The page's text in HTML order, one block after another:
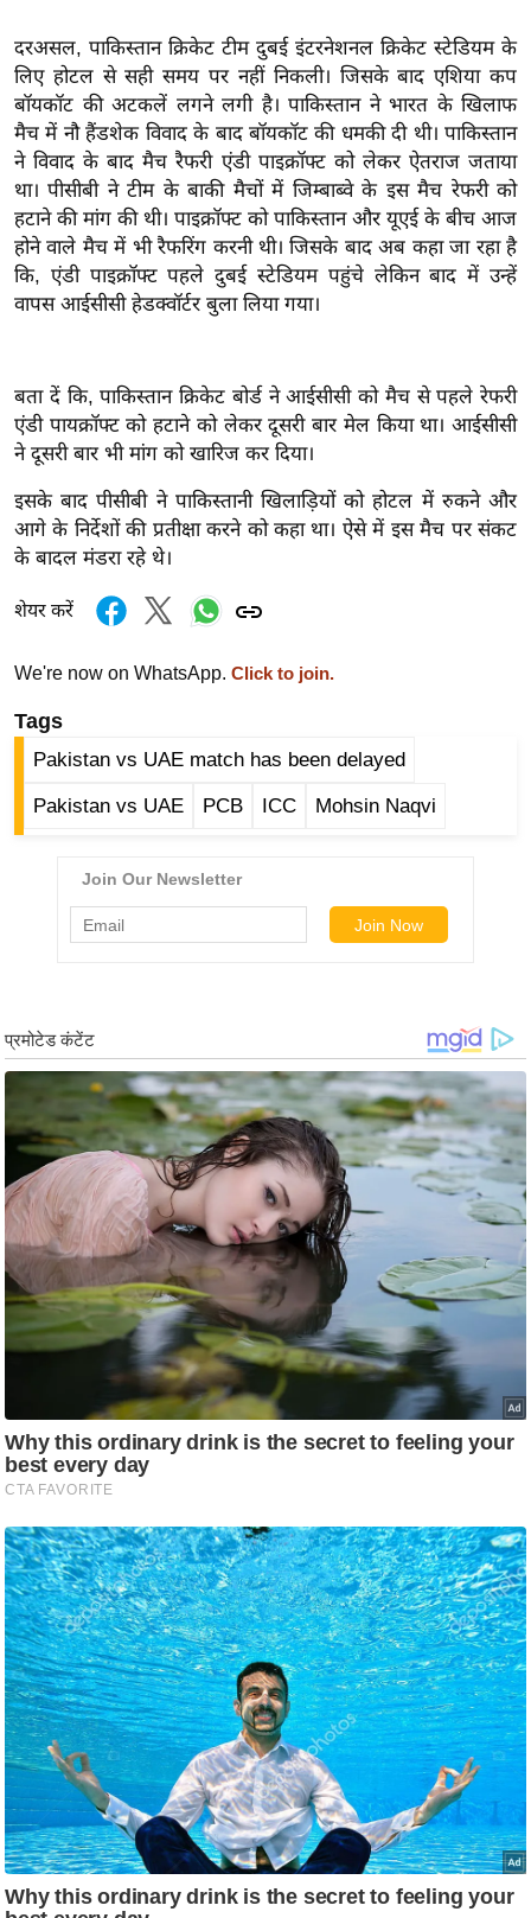
मि
सा
ल
बे
मि
सा
ल
श
त
यं
ग
इं
डि
या
हि
ज
ग
त
टो
म
नो
ज
न
ज
ग
त
बॉ
ली
वु
हॉ
ली
वु
फि
ल्म
स
मी
क्षा
B
r
e
a
k
i
n
दरअसल, पाकिस्तान क्रिकेट टीम दुबई इंटरनेशनल क्रिकेट स्टेडियम के
लिए होटल से सही समय पर नहीं निकली। जिसके बाद एशिया कप
बॉयकॉट की अटकलें लगने लगी है। पाकिस्तान ने भारत के खिलाफ
मैच में नौ हैंडशेक विवाद के बाद बॉयकॉट की धमकी दी थी। पाकिस्तान
ने विवाद के बाद मैच रैफरी एंडी पाइक्रॉफ्ट को लेकर ऐतराज जताया
था। पीसीबी ने टीम के बाकी मैचों में जिम्बाब्वे के इस मैच रेफरी को
हटाने की मांग की थी। पाइक्रॉफ्ट को पाकिस्तान और यूएई के बीच आज
होने वाले मैच में भी रैफरिंग करनी थी। जिसके बाद अब कहा जा रहा है
कि, एंडी पाइक्रॉफ्ट पहले दुबई स्टेडियम पहुंचे लेकिन बाद में उन्हें
वापस आईसीसी हेडक्वॉर्टर बुला लिया गया।
बता दें कि, पाकिस्तान क्रिकेट बोर्ड ने आईसीसी को मैच से पहले रेफरी
एंडी पायक्रॉफ्ट को हटाने को लेकर दूसरी बार मेल किया था। आईसीसी
ने दूसरी बार भी मांग को खारिज कर दिया।
इसके बाद पीसीबी ने पाकिस्तानी खिलाड़ियों को होटल में रुकने और
आगे के निर्देशों की प्रतीक्षा करने को कहा था। ऐसे में इस मैच पर संकट
के बादल मंडरा रहे थे।
शेयर करें
We're now on WhatsApp. Click to join.
Tags
Pakistan vs UAE match has been delayed
Pakistan vs UAE PCB ICC Mohsin Naqvi